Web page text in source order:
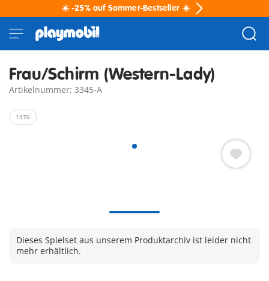
☀️ -25% auf Sommer-Bestseller ☀️
Frau/Schirm (Western-Lady)
Artikelnummer: 3345-A
1976
Dieses Spielset aus unserem Produktarchiv ist leider nicht
mehr erhältlich.